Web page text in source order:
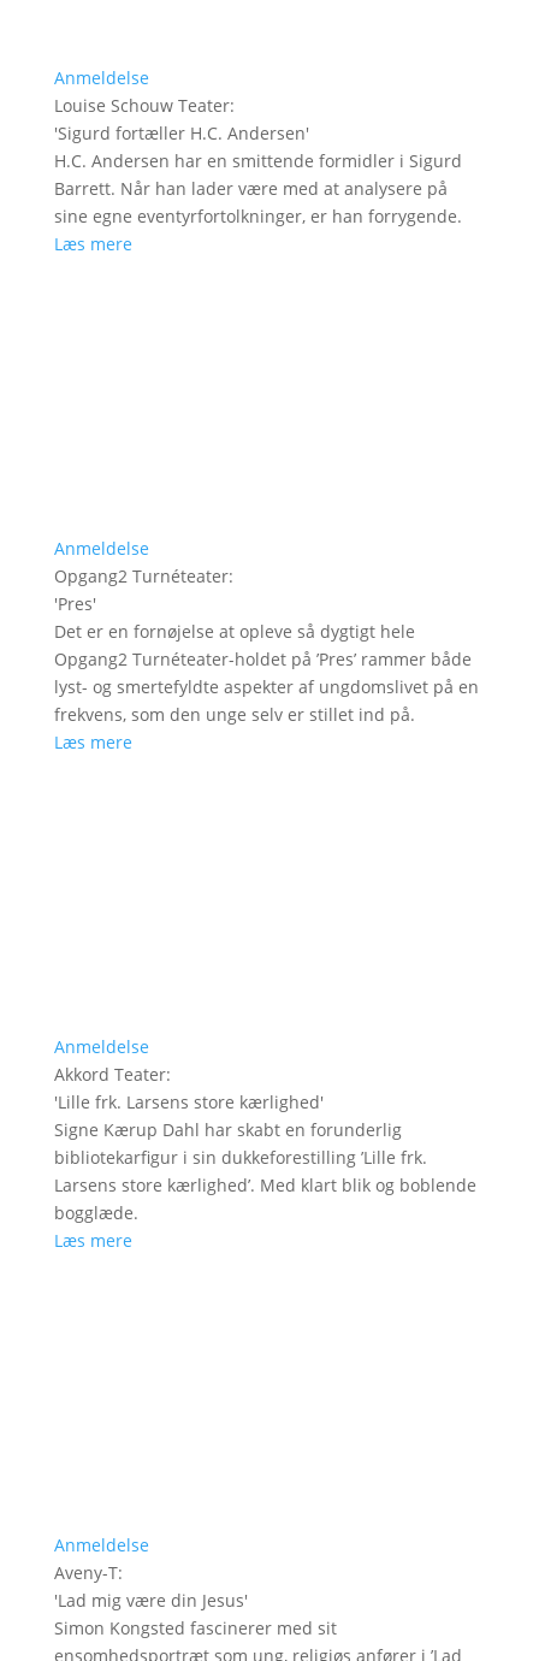
Anmeldelse
Louise Schouw Teater:
'Sigurd fortæller H.C. Andersen'
H.C. Andersen har en smittende formidler i Sigurd
Barrett. Når han lader være med at analysere på
sine egne eventyrfortolkninger, er han forrygende.
Læs mere
Anmeldelse
Opgang2 Turnéteater:
'Pres'
Det er en fornøjelse at opleve så dygtigt hele
Opgang2 Turnéteater-holdet på ’Pres’ rammer både
lyst- og smertefyldte aspekter af ungdomslivet på en
frekvens, som den unge selv er stillet ind på.
Læs mere
Anmeldelse
Akkord Teater:
'Lille frk. Larsens store kærlighed'
Signe Kærup Dahl har skabt en forunderlig
bibliotekarfigur i sin dukkeforestilling ’Lille frk.
Larsens store kærlighed’. Med klart blik og boblende
bogglæde.
Læs mere
Anmeldelse
Aveny-T:
'Lad mig være din Jesus'
Simon Kongsted fascinerer med sit
ensomhedsportræt som ung, religiøs anfører i ’Lad